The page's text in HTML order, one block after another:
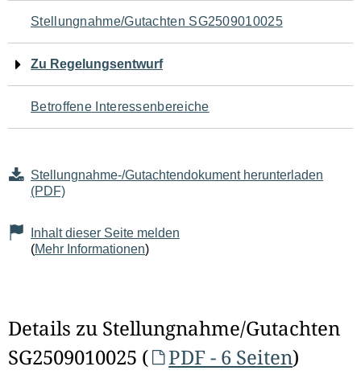
Navigation
für
den
Seiteninhalt
Stellungnahme/Gutachten SG2509010025
Zu Regelungsentwurf
Betroffene Interessenbereiche
Stellungnahme-/Gutachtendokument herunterladen
(PDF)
Inhalt dieser Seite melden
(Mehr Informationen)
Details zu Stellungnahme/Gutachten
SG2509010025 (
PDF - 6 Seiten)